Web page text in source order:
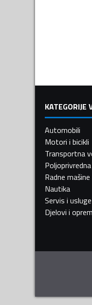
KATEGORIJE
Automobili
Motori i bicikli
Transportna
Radne mašine
Nautika
Servis i usluge
Djelovi i